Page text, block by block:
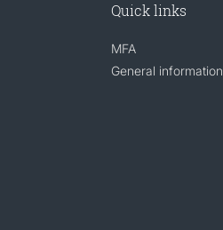
Quick links
MFA
General information